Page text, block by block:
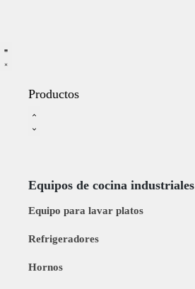
Productos
Equipos de cocina industriales
Equipo para lavar platos
Refrigeradores
Hornos